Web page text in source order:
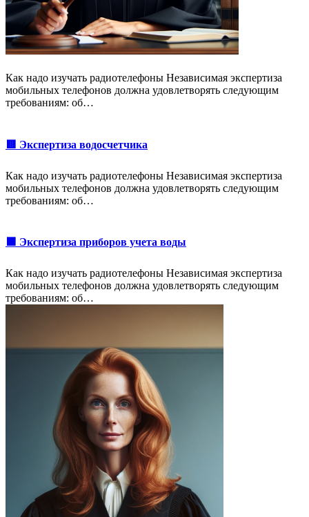
Как надо изучать радиотелефоны Независимая экспертиза
мобильных телефонов должна удовлетворять следующим
требованиям: об…
🟥 Экспертиза водосчетчика
Как надо изучать радиотелефоны Независимая экспертиза
мобильных телефонов должна удовлетворять следующим
требованиям: об…
🟩 Экспертиза приборов учета воды
Как надо изучать радиотелефоны Независимая экспертиза
мобильных телефонов должна удовлетворять следующим
требованиям: об…